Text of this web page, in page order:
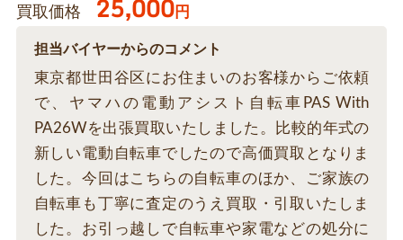
買取価格 25,000円
担当バイヤーからのコメント
東京都世田谷区にお住まいのお客様からご依頼
で、ヤマハの電動アシスト自転車PAS With
PA26Wを出張買取いたしました。比較的年式の
新しい電動自転車でしたので高価買取となりま
した。今回はこちらの自転車のほか、ご家族の
自転車も丁寧に査定のうえ買取・引取いたしま
した。お引っ越しで自転車や家電などの処分に